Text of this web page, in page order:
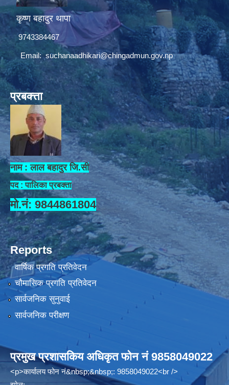
कृष्ण बहादुर थापा
9743384467
Email:suchanaadhikari@chingadmun.gov.np
प्रबक्त्ता
नाम : लाल बहादुर जि.सी
पद : पालिका प्रबक्ता
मो.नं: 9844861804
Reports
वार्षिक प्रगति प्रतिवेदन
चौमासिक प्रगति प्रतिवेदन
सार्वजनिक सुनुवाई
सार्वजनिक परीक्षण
प्रमुख प्रशासकिय अधिकृत फोन नं 9858049022
<p>कार्यालय फोन नं&nbsp;&nbsp;: 9858049022<br />